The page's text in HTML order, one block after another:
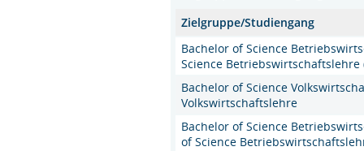
Zielgruppe/Studiengang
Bachelor of Science
Science Betriebswirtschaftslehre
Bachelor of Science
Volkswirtschaftslehre
Bachelor of Science
of Science